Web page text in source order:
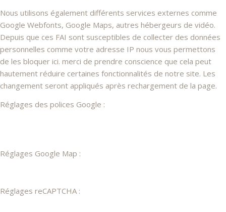
Nous utilisons également différents services externes comme
Google Webfonts, Google Maps, autres hébergeurs de vidéo.
Depuis que ces FAI sont susceptibles de collecter des données
personnelles comme votre adresse IP nous vous permettons
de les bloquer ici. merci de prendre conscience que cela peut
hautement réduire certaines fonctionnalités de notre site. Les
changement seront appliqués après rechargement de la page.
Réglages des polices Google :
Réglages Google Map :
Réglages reCAPTCHA :